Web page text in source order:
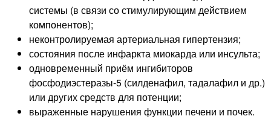
системы (в связи со стимулирующим действием
компонентов);
неконтролируемая артериальная гипертензия;
состояния после инфаркта миокарда или инсульта;
одновременный приём ингибиторов
фосфодиэстеразы-5 (силденафил, тадалафил и др.)
или других средств для потенции;
выраженные нарушения функции печени и почек.